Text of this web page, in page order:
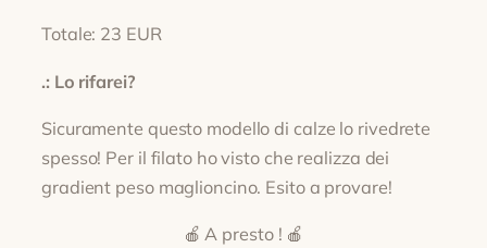
Totale: 23 EUR
.: Lo rifarei?
Sicuramente questo modello di calze lo rivedrete
spesso! Per il filato ho visto che realizza dei
gradient peso maglioncino. Esito a provare!
🍎 A presto ! 🍎